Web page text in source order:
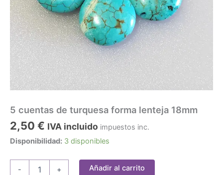
5 cuentas de turquesa forma lenteja 18mm
2,50 € IVA incluido impuestos inc.
Disponibilidad: 3 disponibles
- + Añadir al carrito